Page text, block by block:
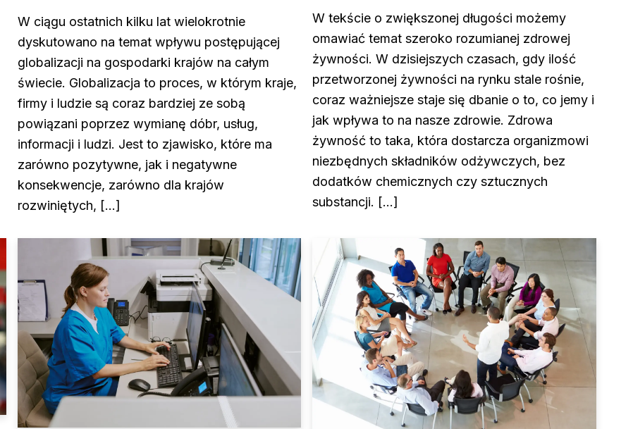
W ciągu ostatnich kilku lat wielokrotnie
dyskutowano na temat wpływu postępującej
globalizacji na gospodarki krajów na całym
świecie. Globalizacja to proces, w którym kraje,
firmy i ludzie są coraz bardziej ze sobą
powiązani poprzez wymianę dóbr, usług,
informacji i ludzi. Jest to zjawisko, które ma
zarówno pozytywne, jak i negatywne
konsekwencje, zarówno dla krajów
rozwiniętych, […]
W tekście o zwiększonej długości możemy
omawiać temat szeroko rozumianej zdrowej
żywności. W dzisiejszych czasach, gdy ilość
przetworzonej żywności na rynku stale rośnie,
coraz ważniejsze staje się dbanie o to, co jemy i
jak wpływa to na nasze zdrowie. Zdrowa
żywność to taka, która dostarcza organizmowi
niezbędnych składników odżywczych, bez
dodatków chemicznych czy sztucznych
substancji. […]